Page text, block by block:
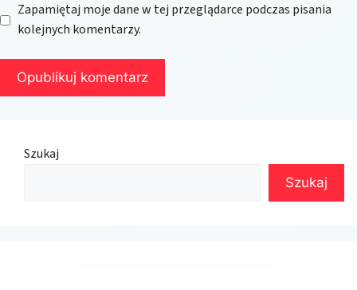
Zapamiętaj moje dane w tej przeglądarce podczas pisania
kolejnych komentarzy.
Szukaj
Szukaj